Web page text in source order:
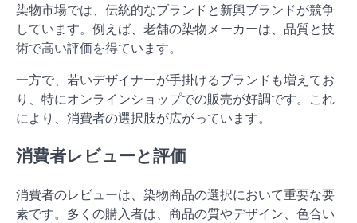
染物市場では、伝統的なブランドと新興ブランドが競争
しています。例えば、老舗の染物メーカーは、品質と技
術で高い評価を得ています。
一方で、若いデザイナーが手掛けるブランドも増えてお
り、特にオンラインショップでの販売が好調です。これ
により、消費者の選択肢が広がっています。
消費者レビューと評価
消費者のレビューは、染物商品の選択において重要な要
素です。多くの購入者は、商品の質やデザイン、色合い